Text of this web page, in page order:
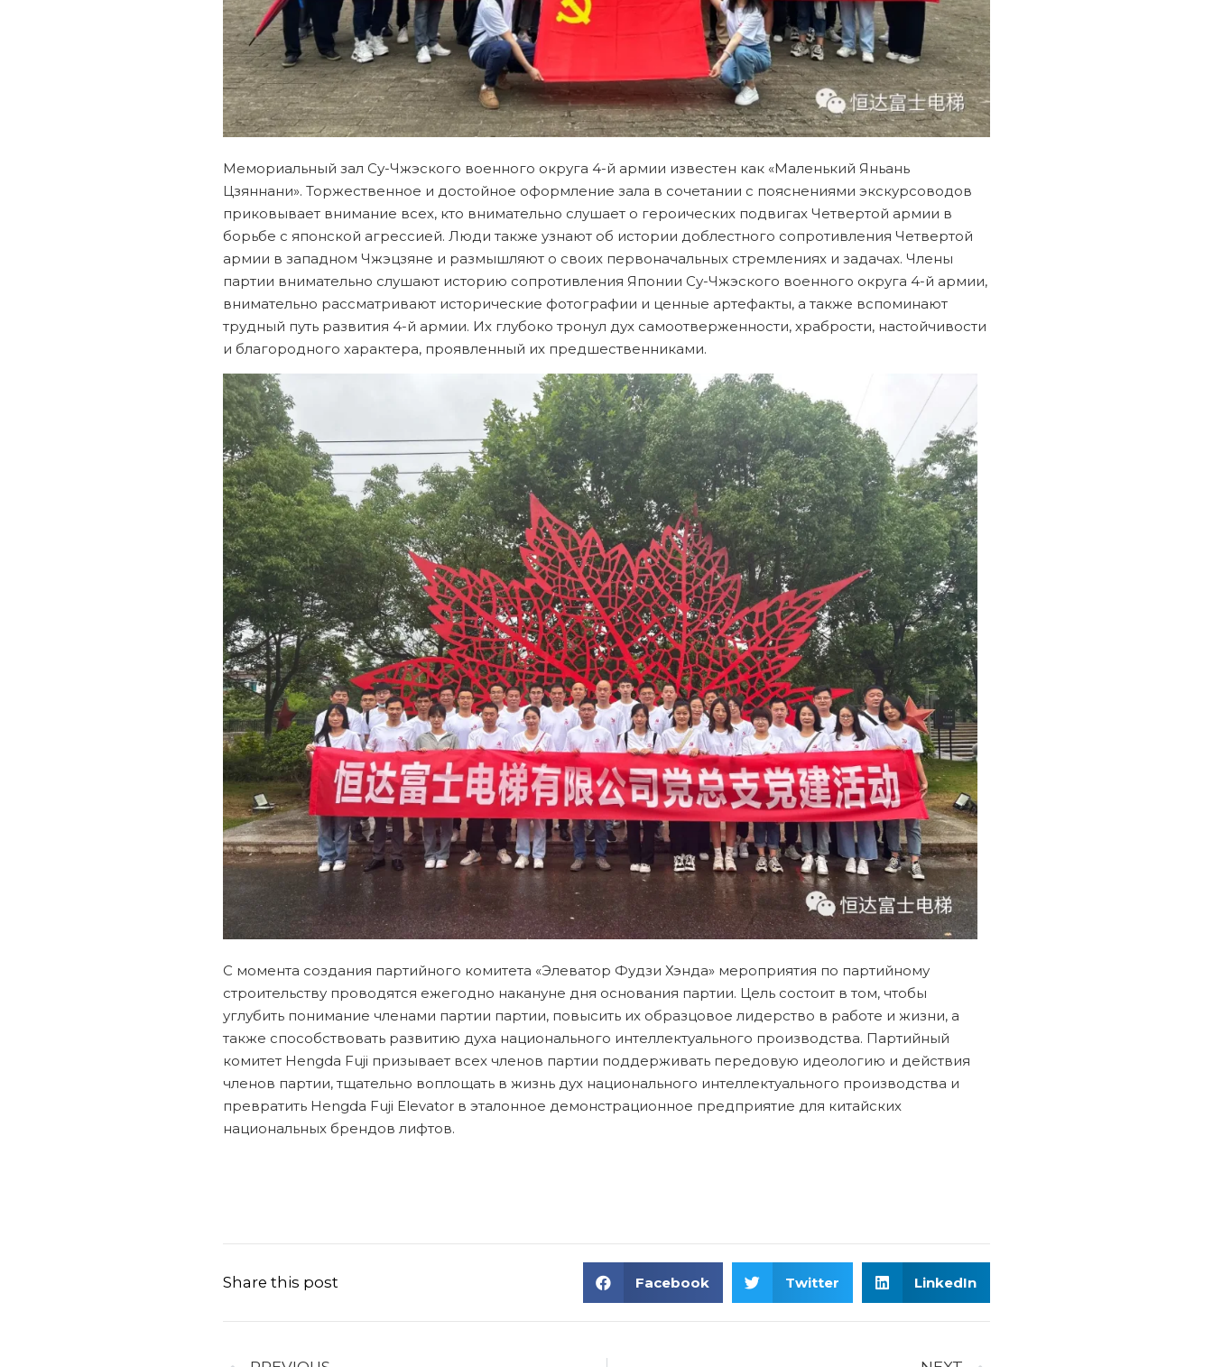
Мемориальный зал Су-Чжэского военного округа 4-й армии известен как «Маленький Яньань
Цзяннани». Торжественное и достойное оформление зала в сочетании с пояснениями экскурсоводов
приковывает внимание всех, кто внимательно слушает о героических подвигах Четвертой армии в
борьбе с японской агрессией. Люди также узнают об истории доблестного сопротивления Четвертой
армии в западном Чжэцзяне и размышляют о своих первоначальных стремлениях и задачах. Члены
партии внимательно слушают историю сопротивления Японии Су-Чжэского военного округа 4-й армии,
внимательно рассматривают исторические фотографии и ценные артефакты, а также вспоминают
трудный путь развития 4-й армии. Их глубоко тронул дух самоотверженности, храбрости, настойчивости
и благородного характера, проявленный их предшественниками.
С момента создания партийного комитета «Элеватор Фудзи Хэнда» мероприятия по партийному
строительству проводятся ежегодно накануне дня основания партии. Цель состоит в том, чтобы
углубить понимание членами партии партии, повысить их образцовое лидерство в работе и жизни, а
также способствовать развитию духа национального интеллектуального производства. Партийный
комитет Hengda Fuji призывает всех членов партии поддерживать передовую идеологию и действия
членов партии, тщательно воплощать в жизнь дух национального интеллектуального производства и
превратить Hengda Fuji Elevator в эталонное демонстрационное предприятие для китайских
национальных брендов лифтов.
Share this post Facebook Twitter LinkedIn